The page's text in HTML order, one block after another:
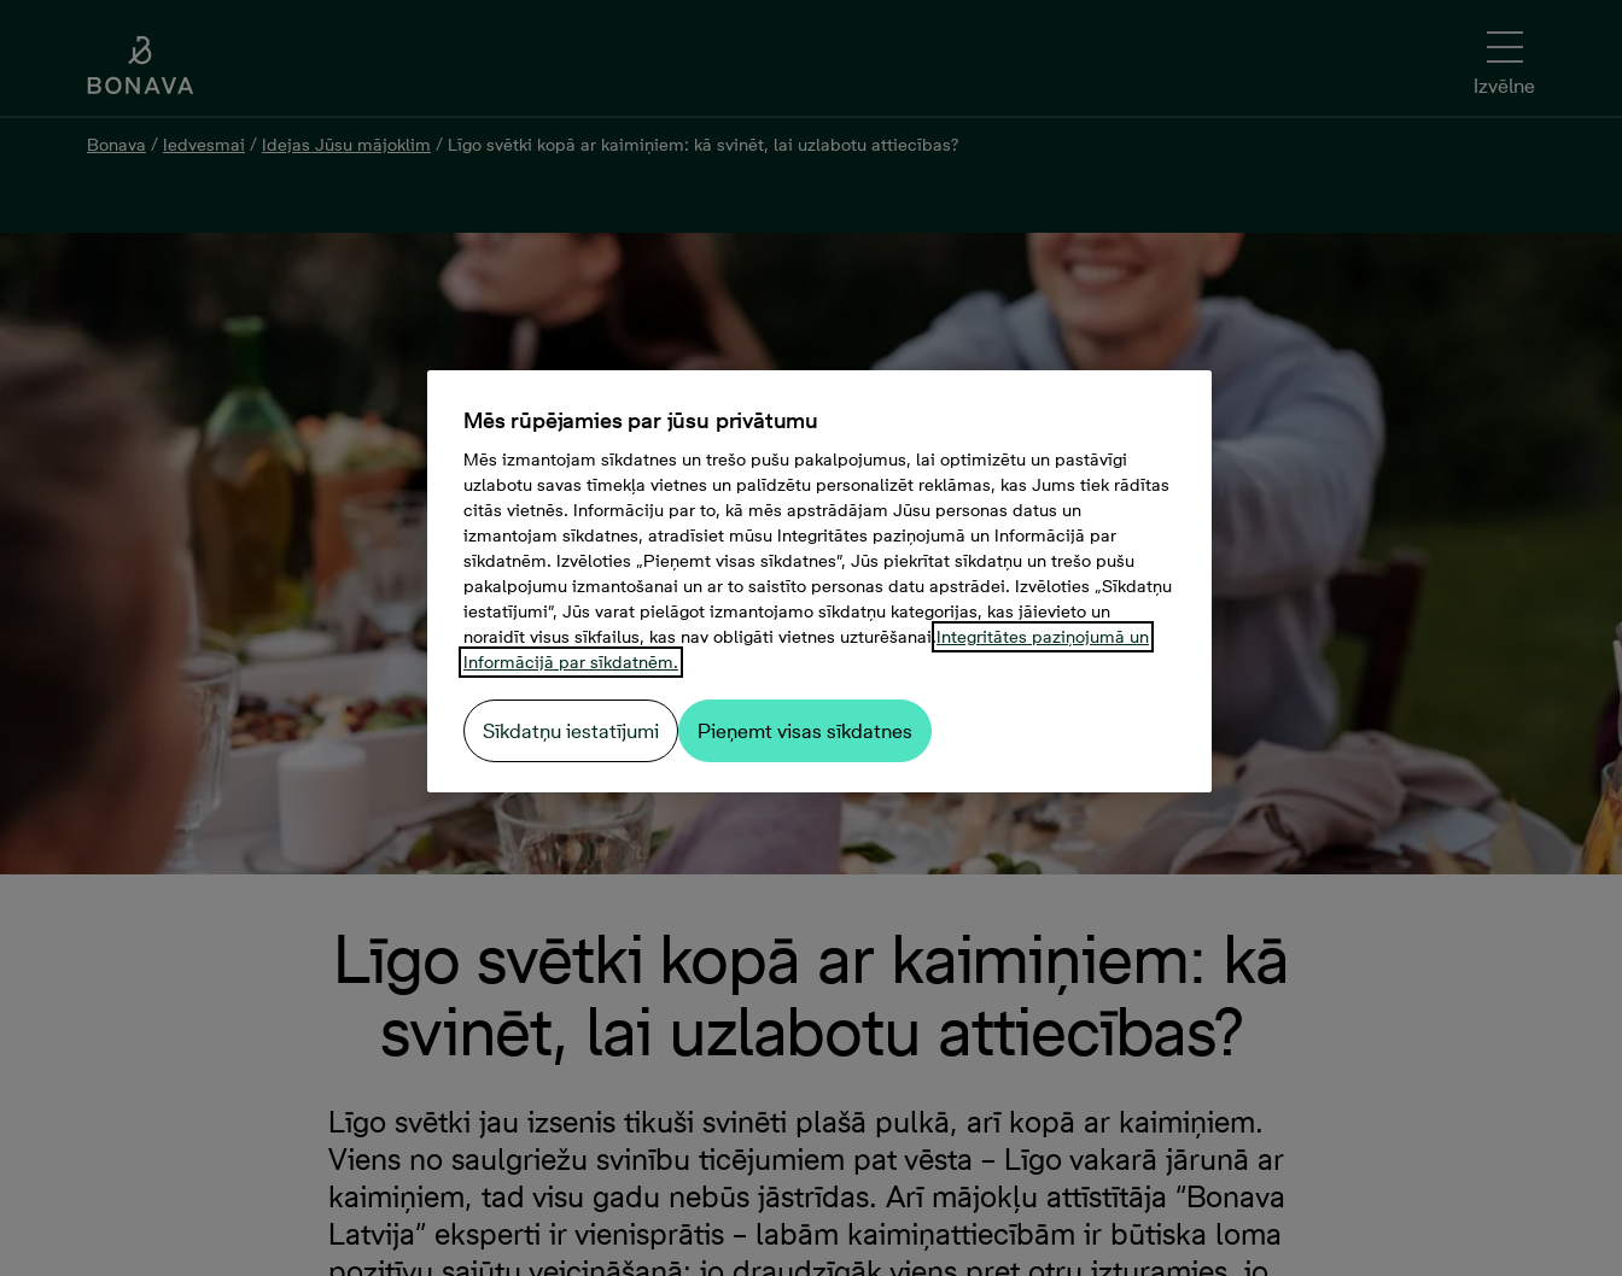
Izvēlne
Bonava / Iedvesmai / Idejas Jūsu mājoklim / Līgo svētki kopā ar kaimiņiem: kā svinēt, lai uzlabotu attiecības?
Līgo svētki kopā ar kaimiņiem: kā
svinēt, lai uzlabotu attiecības?
Līgo svētki jau izsenis tikuši svinēti plašā pulkā, arī kopā ar kaimiņiem.
Viens no saulgriežu svinību ticējumiem pat vēsta – Līgo vakarā jārunā ar
kaimiņiem, tad visu gadu nebūs jāstrīdas. Arī mājokļu attīstītāja “Bonava
Latvija” eksperti ir vienisprātis – labām kaimiņattiecībām ir būtiska loma
Mēs rūpējamies par jūsu privātumu
Mēs izmantojam sīkdatnes un trešo pušu pakalpojumus, lai optimizētu un pastāvīgi
uzlabotu savas tīmekļa vietnes un palīdzētu personalizēt reklāmas, kas Jums tiek rādītas
citās vietnēs. Informāciju par to, kā mēs apstrādājam Jūsu personas datus un
izmantojam sīkdatnes, atradīsiet mūsu Integritātes paziņojumā un Informācijā par
sīkdatnēm. Izvēloties „Pieņemt visas sīkdatnes”, Jūs piekrītat sīkdatņu un trešo pušu
pakalpojumu izmantošanai un ar to saistīto personas datu apstrādei. Izvēloties „Sīkdatņu
iestatījumi”, Jūs varat pielāgot izmantojamo sīkdatņu kategorijas, kas jāievieto un
noraidīt visus sīkfailus, kas nav obligāti vietnes uzturēšanai.Integritātes paziņojumā un
Informācijā par sīkdatnēm.
Sīkdatņu iestatījumi Pieņemt visas sīkdatnes